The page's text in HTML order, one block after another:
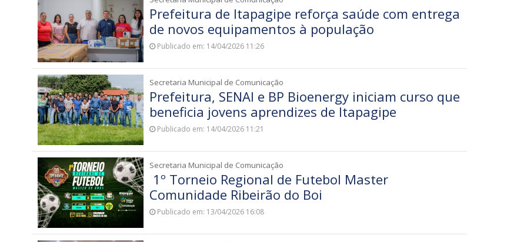
Prefeitura de Itapagipe reforça saúde com entrega
de novos equipamentos à população
Publicado em: 14/04/2026 11:26
Secretaria Municipal de Comunicação
Prefeitura, SENAI e BP Bioenergy iniciam curso que
beneficia jovens aprendizes de Itapagipe
Publicado em: 14/04/2026 11:21
Secretaria Municipal de Comunicação
1º Torneio Regional de Futebol Master
Comunidade Ribeirão do Boi
Publicado em: 13/04/2026 16:08